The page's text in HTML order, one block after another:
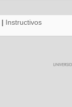
| Instructivos